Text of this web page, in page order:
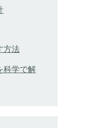
方法
科学で解